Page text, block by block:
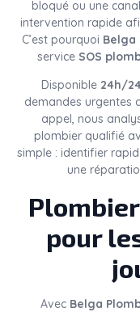
bloqué ou une
intervention rapide
C’est pourquoi Belga
service SOS
Disponible 24h/
demandes urgentes
appel, nous
plombier qualifié
simple : identifier
une
pour
Avec Belga